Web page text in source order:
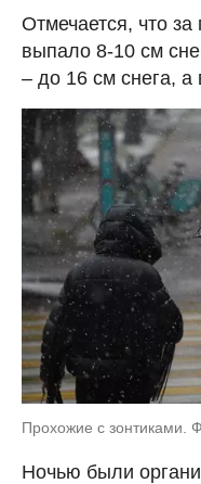
Отмечается, что
выпало 8-10 см
– до 16 см снега, а
Прохожие с зонтиками.
Ночью были